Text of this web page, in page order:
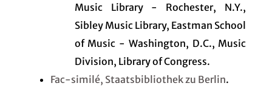
Music Library - Rochester, N.Y.,
Sibley Music Library, Eastman School
of Music - Washington, D.C., Music
Division, Library of Congress.
Fac-similé, Staatsbibliothek zu Berlin.